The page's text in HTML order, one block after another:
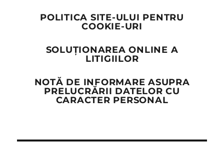
POLITICA SITE-ULUI PENTRU
COOKIE-URI
SOLUȚIONAREA ONLINE A
LITIGIILOR
NOTĂ DE INFORMARE ASUPRA
PRELUCRĂRII DATELOR CU
CARACTER PERSONAL